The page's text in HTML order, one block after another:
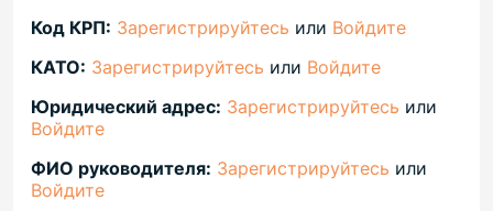
Код КРП: Зарегистрируйтесь или Войдите
КАТО: Зарегистрируйтесь или Войдите
Юридический адрес: Зарегистрируйтесь или
Войдите
ФИО руководителя: Зарегистрируйтесь или
Войдите